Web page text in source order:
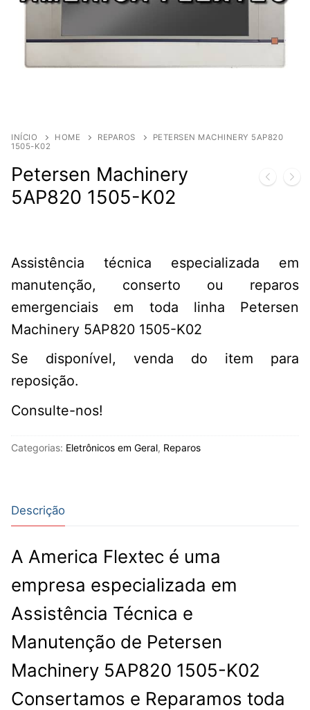
INÍCIO HOME REPAROS
PETERSEN MACHINERY 5AP820
1505-K02
Petersen Machinery
5AP820 1505-K02
Assistência técnica especializada em
manutenção, conserto ou reparos
emergenciais em toda linha Petersen
Machinery 5AP820 1505-K02
Se disponível, venda do item para
reposição.
Consulte-nos!
Categorias: Eletrônicos em Geral, Reparos
Descrição
A America Flextec é uma
empresa especializada em
Assistência Técnica e
Manutenção de Petersen
Machinery 5AP820 1505-K02
Consertamos e Reparamos toda